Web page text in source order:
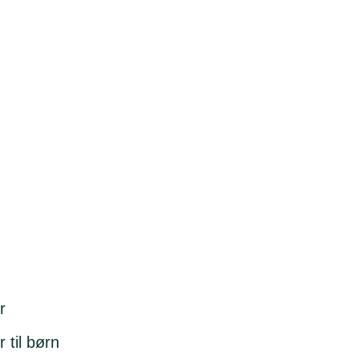
til børn